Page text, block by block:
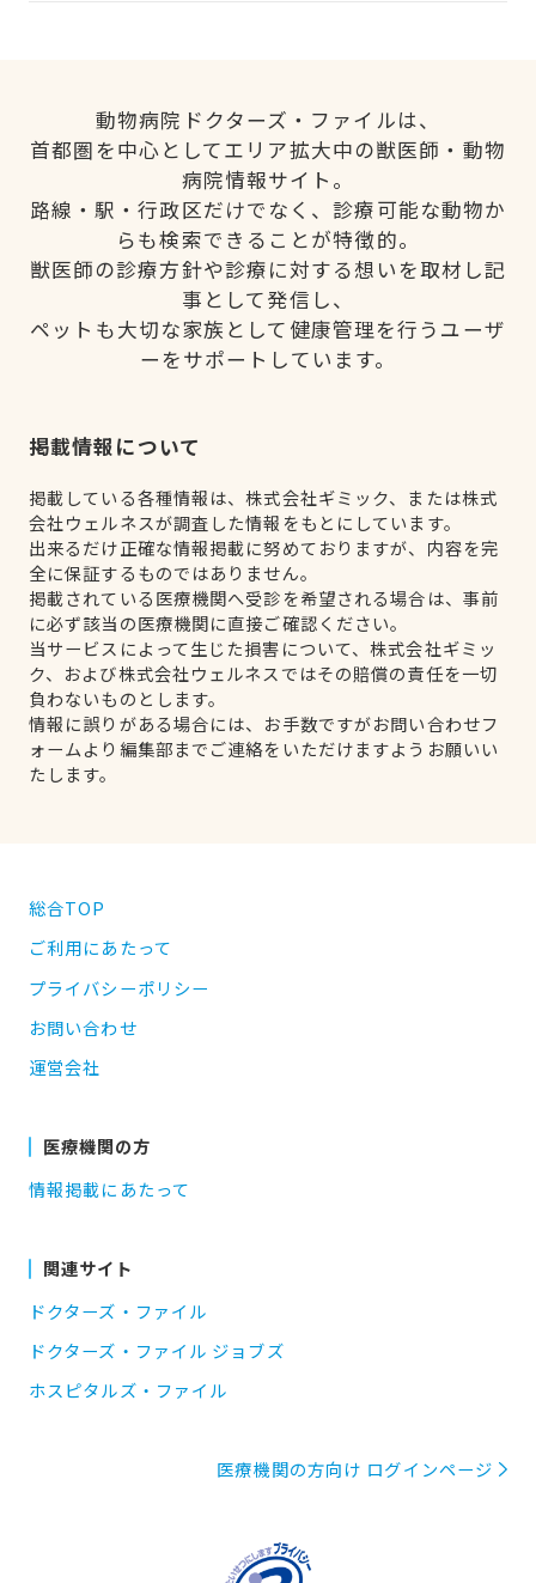
動物病院ドクターズ・ファイルは、
首都圏を中心としてエリア拡大中の獣医師・動物
病院情報サイト。
路線・駅・行政区だけでなく、診療可能な動物か
らも検索できることが特徴的。
獣医師の診療方針や診療に対する想いを取材し記
事として発信し、
ペットも大切な家族として健康管理を行うユーザ
ーをサポートしています。
掲載情報について
掲載している各種情報は、株式会社ギミック、または株式
会社ウェルネスが調査した情報をもとにしています。
出来るだけ正確な情報掲載に努めておりますが、内容を完
全に保証するものではありません。
掲載されている医療機関へ受診を希望される場合は、事前
に必ず該当の医療機関に直接ご確認ください。
当サービスによって生じた損害について、株式会社ギミッ
ク、および株式会社ウェルネスではその賠償の責任を一切
負わないものとします。
情報に誤りがある場合には、お手数ですがお問い合わせフ
ォームより編集部までご連絡をいただけますようお願いい
たします。
総合TOP
ご利用にあたって
プライバシーポリシー
お問い合わせ
運営会社
医療機関の方
情報掲載にあたって
関連サイト
ドクターズ・ファイル
ドクターズ・ファイル ジョブズ
ホスピタルズ・ファイル
医療機関の方向け ログインページ